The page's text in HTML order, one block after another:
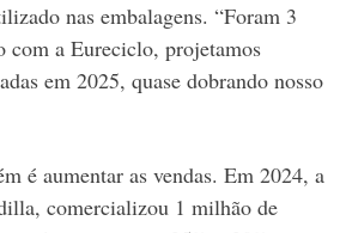
nas embalagens. “Foram 3
com a Eureciclo, projetamos
em 2025, quase dobrando nosso
é aumentar as vendas. Em 2024, a
comercializou 1 milhão de